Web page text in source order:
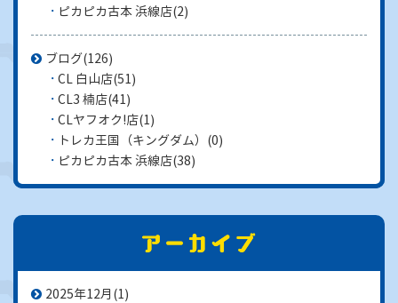
ピカピカ古本 浜線店(2)
ブログ(126)
CL 白山店(51)
CL3 楠店(41)
CLヤフオク!店(1)
トレカ王国（キングダム） (0)
ピカピカ古本 浜線店(38)
2025年12月 (1)